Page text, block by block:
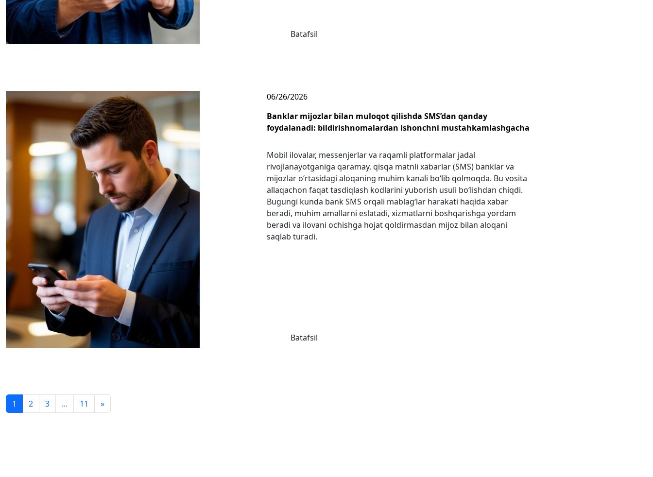
Batafsil
06/26/2026
Banklar mijozlar bilan muloqot qilishda SMS’dan qanday
foydalanadi: bildirishnomalardan ishonchni mustahkamlashgacha
Mobil ilovalar, messenjerlar va raqamli platformalar jadal
rivojlanayotganiga qaramay, qisqa matnli xabarlar (SMS) banklar va
mijozlar o‘rtasidagi aloqaning muhim kanali bo‘lib qolmoqda. Bu vosita
allaqachon faqat tasdiqlash kodlarini yuborish usuli bo‘lishdan chiqdi.
Bugungi kunda bank SMS orqali mablag‘lar harakati haqida xabar
beradi, muhim amallarni eslatadi, xizmatlarni boshqarishga yordam
beradi va ilovani ochishga hojat qoldirmasdan mijoz bilan aloqani
saqlab turadi.
Batafsil
1 2 3 ... 11 »